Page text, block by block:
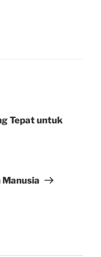
Tepat untuk
Manusia